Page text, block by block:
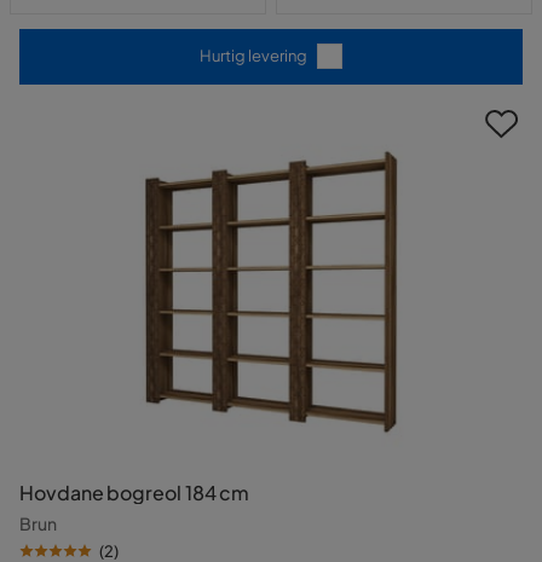
Hurtig levering
Hovdane bogreol 184 cm
Brun
(2)